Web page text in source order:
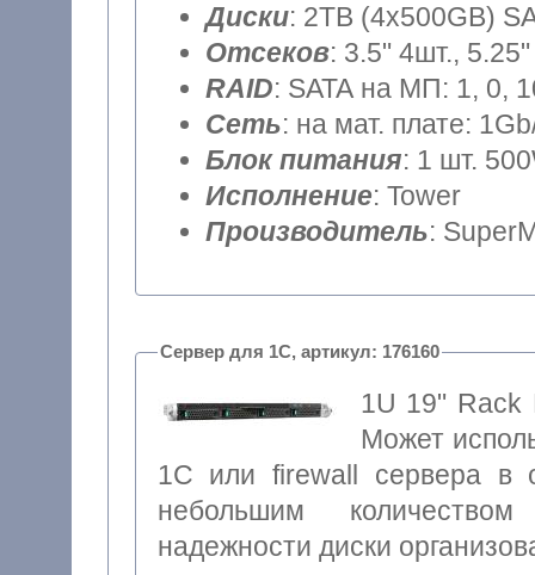
Диски: 2TB (4x500GB)
Отсеков: 3.5" 4шт.,
RAID: SATA на МП: 1, 0,
Сеть: на мат. плате:
Блок питания: 1 шт.
Исполнение: Tower
Производитель:
Сервер для 1С, артикул: 176160
1U 19" Rack
Может
1С или firewall сервера в
небольшим
надежности диски